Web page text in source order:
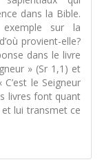
dans la Bible.
sur la
provient-elle?
dans le livre
» (Sr 1,1) et
le Seigneur
livres font quant
et lui transmet ce